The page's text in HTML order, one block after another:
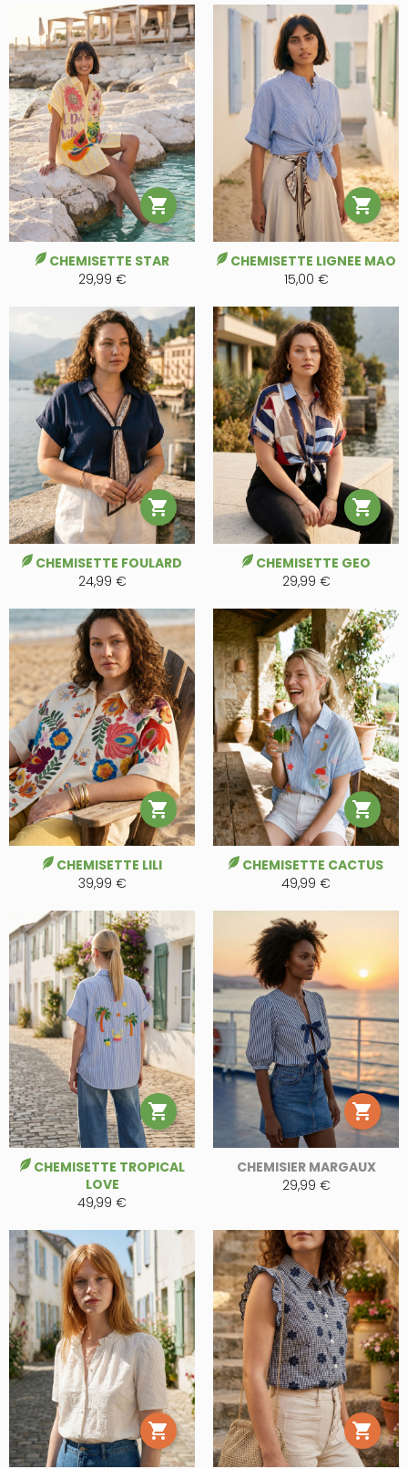

CHEMISETTE STAR
29,99 €

CHEMISETTE LIGNEE MAO
15,00 €

CHEMISETTE FOULARD
24,99 €

CHEMISETTE GEO
29,99 €

CHEMISETTE LILI
39,99 €

CHEMISETTE CACTUS
49,99 €

CHEMISETTE TROPICAL
LOVE
49,99 €

CHEMISIER MARGAUX
29,99 €
 